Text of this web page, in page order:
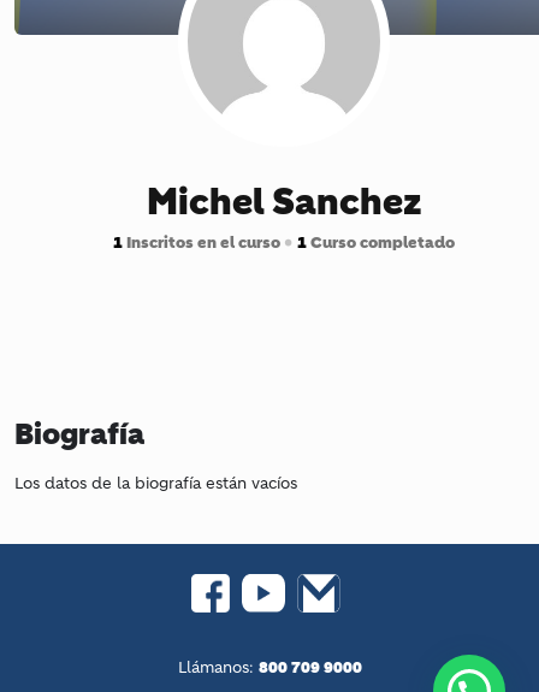
Michel Sanchez
1Inscritos en el curso • 1Curso completado
Biografía
Los datos de la biografía están vacíos
Llámanos: 800 709 9000